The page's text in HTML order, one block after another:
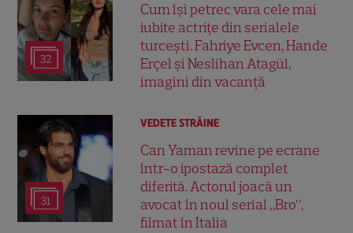
32
Cum își petrec vara cele mai
iubite actrițe din serialele
turcești. Fahriye Evcen, Hande
Erçel și Neslihan Atagül,
imagini din vacanță
31
VEDETE STRĂINE
Can Yaman revine pe ecrane
într-o ipostază complet
diferită. Actorul joacă un
avocat în noul serial „Bro”,
filmat în Italia